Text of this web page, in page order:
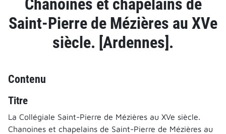
Saint-Pierre de Mézières au XVe
siècle. [Ardennes].
Contenu
Titre
La Collégiale Saint-Pierre de Mézières au XVe siècle.
Chanoines et chapelains de Saint-Pierre de Mézières au